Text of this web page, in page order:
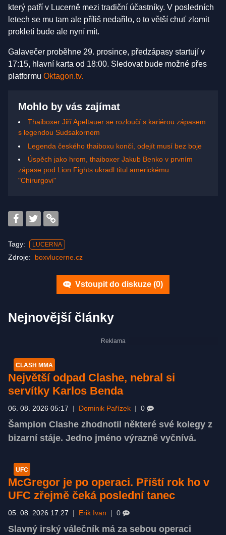
který patří v Lucerně mezi tradiční účastníky. V posledních
letech se mu tam ale příliš nedařilo, o to větší chuť zlomit
prokletí bude ale nyní mít.
Galavečer proběhne 29. prosince, předzápasy startují v
17:15, hlavní karta od 18:00. Sledovat bude možné přes
platformu Oktagon.tv.
Mohlo by vás zajímat
Thaiboxer Jiří Apeltauer se rozloučí s kariérou zápasem
s legendou Sudsakornem
Legenda českého thaiboxu končí, odejít musí bez boje
Úspěch jako hrom, thaiboxer Jakub Benko v prvním
zápase pod Lion Fights ukradl titul americkému
"Chirurgovi"
Tagy: LUCERNA
Zdroje: boxvlucerne.cz
Vstoupit do diskuze (0)
Nejnovější články
CLASH MMA
Největší odpad Clashe, nebral si
servítky Karlos Benda
06. 08. 2026 05:17 Dominik Pařízek 0
Šampion Clashe zhodnotil některé své kolegy z
bizarní stáje. Jedno jméno výrazně vyčnívá.
UFC
McGregor je po operaci. Příští rok ho v
UFC zřejmě čeká poslední tanec
05. 08. 2026 17:27 Erik Ivan 0
Slavný irský válečník má za sebou operaci